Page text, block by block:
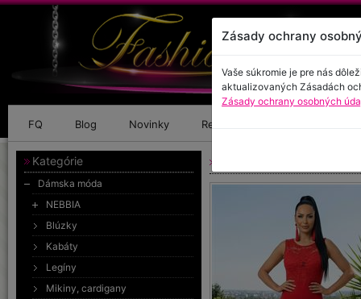
FQ Blog Novinky Referencie
Kategórie
Dámska móda
NEBBIA
Blúzky
Kabáty
Legíny
Mikiny, cardigany
Zásady ochrany
Vaše súkromie je pre nás
aktualizovaných Zásadách
Zásady ochrany osobných